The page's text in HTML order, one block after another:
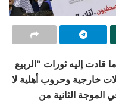
قادت إليه ثورات “الربيع
خارجية وحروب أهلية لا
الموجة الثانية من